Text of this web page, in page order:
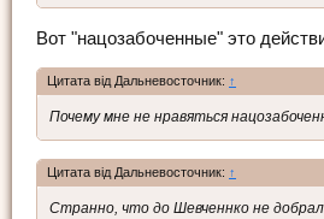
Вот "нацозабоченные" это
Цитата від Дальневосточник: ↑
Почему мне не нравяться
Цитата від Дальневосточник: ↑
Странно, что до Шевченнко не